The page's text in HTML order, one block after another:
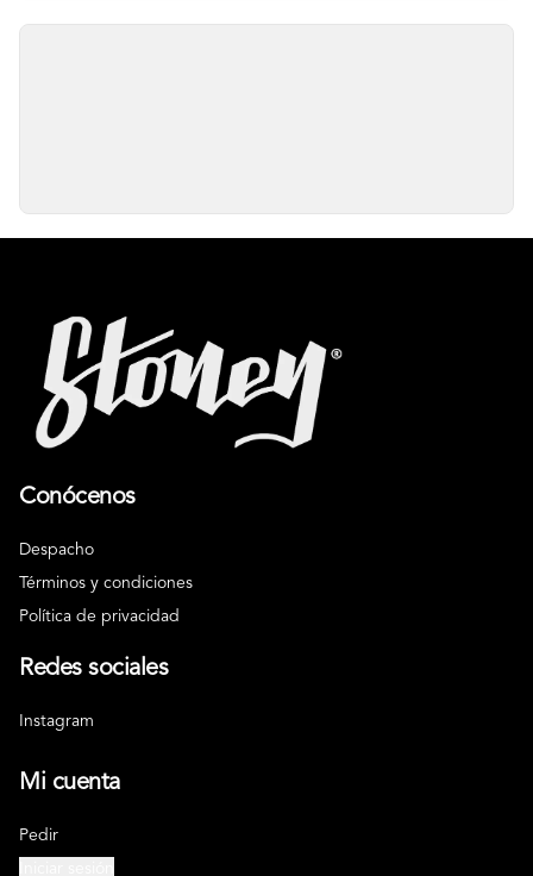
Conócenos
Despacho
Términos y condiciones
Política de privacidad
Redes sociales
Instagram
Mi cuenta
Pedir